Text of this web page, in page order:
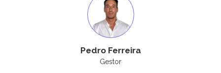
Pedro Ferreira
Gestor